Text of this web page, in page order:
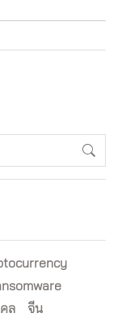
ล
จีน